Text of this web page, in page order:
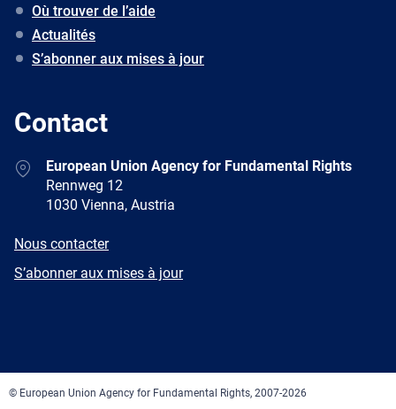
Où trouver de l’aide
Actualités
S’abonner aux mises à jour
Contact
AddressEuropean Union Agency for Fundamental Rights
Rennweg 12
1030 Vienna, Austria
E-
Nous contacter
Newsletter
S’abonner aux mises à jour
© European Union Agency for Fundamental Rights, 2007-2026